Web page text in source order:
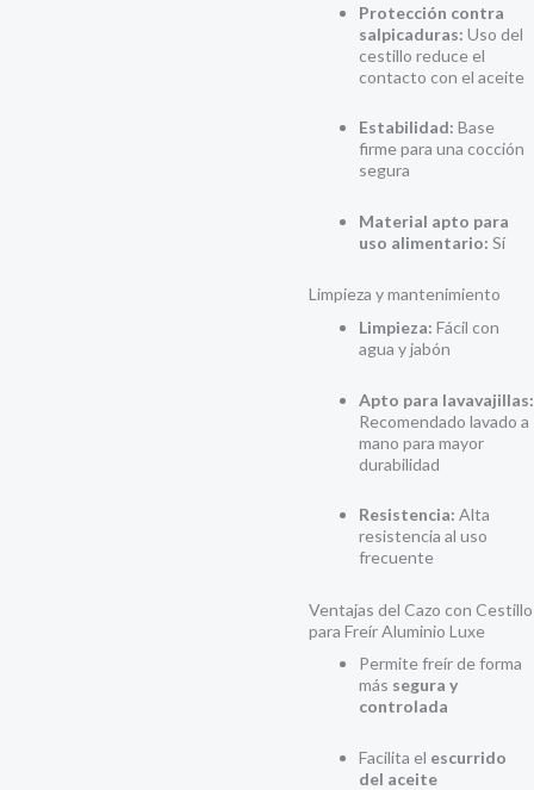
Protección contra
salpicaduras: Uso del
cestillo reduce el
contacto con el aceite
Estabilidad: Base
firme para una cocción
segura
Material apto para
uso alimentario: Sí
Limpieza y mantenimiento
Limpieza: Fácil con
agua y jabón
Apto para lavavajillas:
Recomendado lavado a
mano para mayor
durabilidad
Resistencia: Alta
resistencia al uso
frecuente
Ventajas del Cazo con Cestillo
para Freír Aluminio Luxe
Permite freír de forma
más segura y
controlada
Facilita el escurrido
del aceite